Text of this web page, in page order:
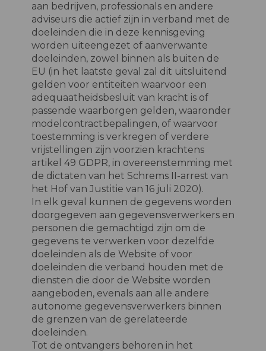
aan bedrijven, professionals en andere
adviseurs die actief zijn in verband met de
doeleinden die in deze kennisgeving
worden uiteengezet of aanverwante
doeleinden, zowel binnen als buiten de
EU (in het laatste geval zal dit uitsluitend
gelden voor entiteiten waarvoor een
adequaatheidsbesluit van kracht is of
passende waarborgen gelden, waaronder
modelcontractbepalingen, of waarvoor
toestemming is verkregen of verdere
vrijstellingen zijn voorzien krachtens
artikel 49 GDPR, in overeenstemming met
de dictaten van het Schrems II-arrest van
het Hof van Justitie van 16 juli 2020).
In elk geval kunnen de gegevens worden
doorgegeven aan gegevensverwerkers en
personen die gemachtigd zijn om de
gegevens te verwerken voor dezelfde
doeleinden als de Website of voor
doeleinden die verband houden met de
diensten die door de Website worden
aangeboden, evenals aan alle andere
autonome gegevensverwerkers binnen
de grenzen van de gerelateerde
doeleinden.
Tot de ontvangers behoren in het